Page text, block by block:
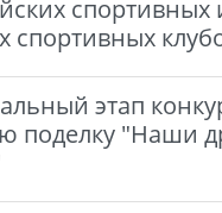
спортивных
спортивных
этап
поделку "Наши